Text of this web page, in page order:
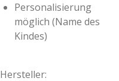
Personalisierung
möglich (Name des
Kindes)
Hersteller: